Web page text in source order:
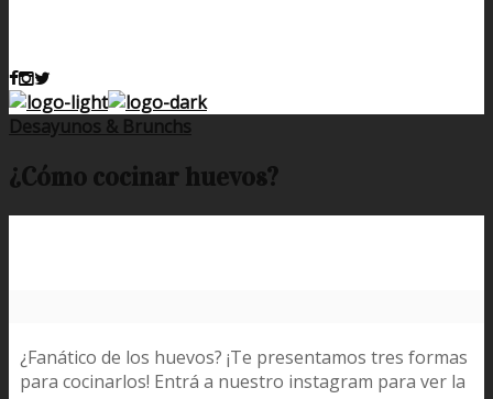
Desayunos & Brunchs
¿Cómo cocinar huevos?
¿Fanático de los huevos? ¡Te presentamos tres formas
para cocinarlos! Entrá a nuestro instagram para ver la